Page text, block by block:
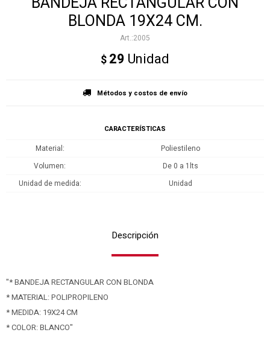
BLONDA 19X24 CM.
2005
$ 29 Unidad
Métodos y costos de envío
CARACTERÍSTICAS
Material
Poliestileno
Volumen
De 0 a 1lts
Unidad de medida
Unidad
Descripción
"* BANDEJA RECTANGULAR CON BLONDA
* MATERIAL: POLIPROPILENO
* MEDIDA: 19X24 CM
* COLOR: BLANCO"